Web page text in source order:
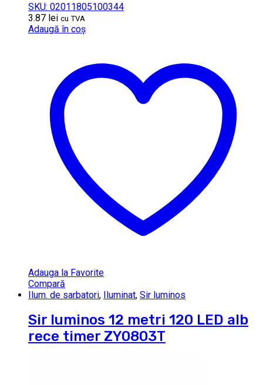
SKU: 02011805100344
3.87 lei cu TVA
Adaugă în coș
Adauga la Favorite
Compară
Ilum. de sarbatori, Iluminat, Sir luminos
Sir luminos 12 metri 120 LED alb
rece timer ZY0803T